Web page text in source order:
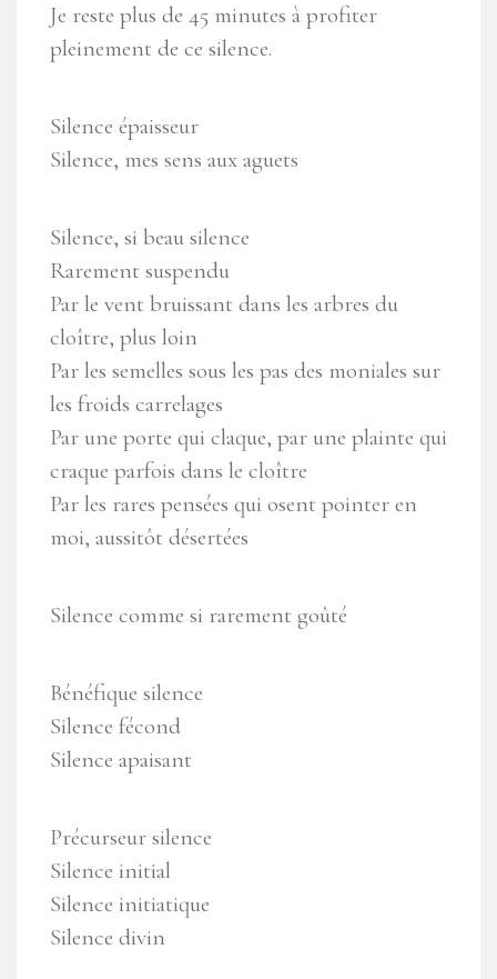
Je reste plus de 45 minutes à profiter
pleinement de ce silence.
Silence épaisseur
Silence, mes sens aux aguets
Silence, si beau silence
Rarement suspendu
Par le vent bruissant dans les arbres du
cloître, plus loin
Par les semelles sous les pas des moniales sur
les froids carrelages
Par une porte qui claque, par une plainte qui
craque parfois dans le cloître
Par les rares pensées qui osent pointer en
moi, aussitôt désertées
Silence comme si rarement goûté
Bénéfique silence
Silence fécond
Silence apaisant
Précurseur silence
Silence initial
Silence initiatique
Silence divin